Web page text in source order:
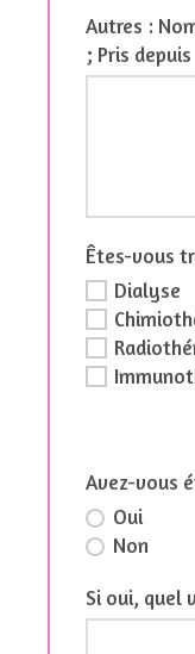
Autres :
; Pris depuis
Êtes-vous
Dialyse
Avez-vous
Oui
Non
Si oui, quel